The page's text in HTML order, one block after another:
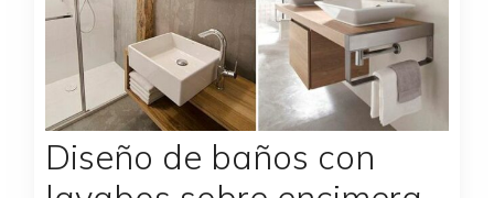
Diseño de baños con